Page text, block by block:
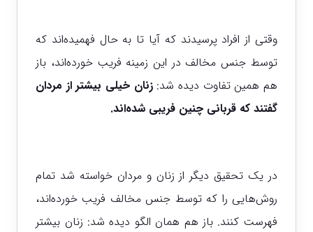
وقتی از افراد پرسیدند که آیا تا به حال فهمیده‌اند که
توسط جنس مخالف در این زمینه فریب خورده‌اند، باز
هم همین تفاوت دیده شد:زنان خیلی بیشتر از مردان
گفتند که قربانی چنین فریبی شده‌اند.
در یک تحقیق دیگر از زنان و مردان خواسته شد تمام
روش‌هایی را که توسط جنس مخالف فریب خورده‌اند،
فهرست کنند. باز هم همان الگو دیده شد: زنان بیشتر